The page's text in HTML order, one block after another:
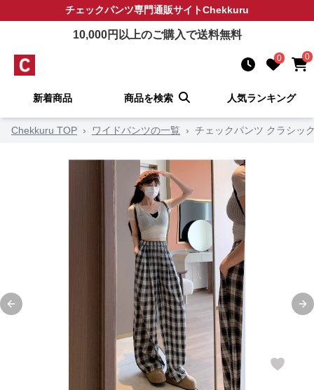
チェックパンツ専門通販サイトChekkuru
10,000円以上のご購入で送料無料
0 0
新着商品 商品を検索 人気ランキング
Chekkuru TOP › ワイドパンツの一覧 › チェックパンツ クラシッ
Previous slide